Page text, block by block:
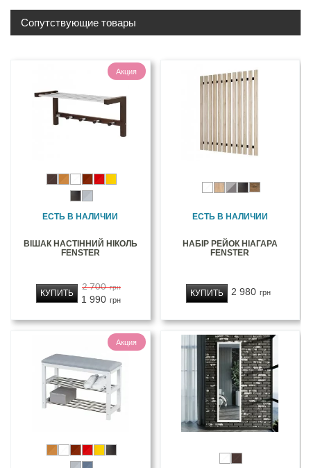
Сопутствующие товары
Акция
ЕСТЬ В НАЛИЧИИ
ВІШАК НАСТІННИЙ НІКОЛЬ
FENSTER
2 700 грн
1 990 грн
КУПИТЬ
ЕСТЬ В НАЛИЧИИ
НАБІР РЕЙОК НІАГАРА
FENSTER
2 980 грн
КУПИТЬ
Акция